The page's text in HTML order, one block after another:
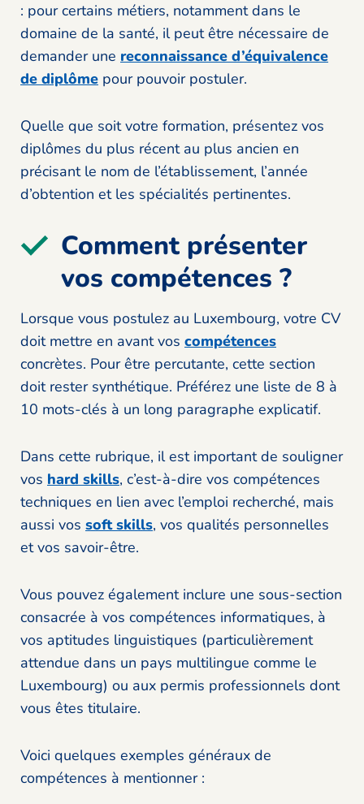
: pour certains métiers, notamment dans le
domaine de la santé, il peut être nécessaire de
demander une reconnaissance d’équivalence
de diplôme pour pouvoir postuler.
Quelle que soit votre formation, présentez vos
diplômes du plus récent au plus ancien en
précisant le nom de l’établissement, l’année
d’obtention et les spécialités pertinentes.
Comment présenter
vos compétences ?
Lorsque vous postulez au Luxembourg, votre CV
doit mettre en avant vos compétences
concrètes. Pour être percutante, cette section
doit rester synthétique. Préférez une liste de 8 à
10 mots-clés à un long paragraphe explicatif.
Dans cette rubrique, il est important de souligner
vos hard skills, c’est-à-dire vos compétences
techniques en lien avec l’emploi recherché, mais
aussi vos soft skills, vos qualités personnelles
et vos savoir-être.
Vous pouvez également inclure une sous-section
consacrée à vos compétences informatiques, à
vos aptitudes linguistiques (particulièrement
attendue dans un pays multilingue comme le
Luxembourg) ou aux permis professionnels dont
vous êtes titulaire.
Voici quelques exemples généraux de
compétences à mentionner :